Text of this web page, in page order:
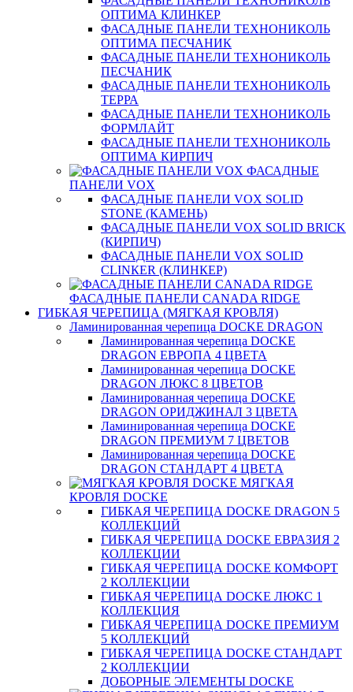
ОПТИМА КЛИНКЕР
ФАСАДНЫЕ ПАНЕЛИ ТЕХНОНИКОЛЬ
ОПТИМА ПЕСЧАНИК
ФАСАДНЫЕ ПАНЕЛИ ТЕХНОНИКОЛЬ
ПЕСЧАНИК
ФАСАДНЫЕ ПАНЕЛИ ТЕХНОНИКОЛЬ
ТЕРРА
ФАСАДНЫЕ ПАНЕЛИ ТЕХНОНИКОЛЬ
ФОРМЛАЙТ
ФАСАДНЫЕ ПАНЕЛИ ТЕХНОНИКОЛЬ
ОПТИМА КИРПИЧ
ФАСАДНЫЕ
ПАНЕЛИ VOX
ФАСАДНЫЕ ПАНЕЛИ VOX SOLID
STONE (КАМЕНЬ)
ФАСАДНЫЕ ПАНЕЛИ VOX SOLID BRICK
(КИРПИЧ)
ФАСАДНЫЕ ПАНЕЛИ VOX SOLID
CLINКER (КЛИНКЕР)
ФАСАДНЫЕ ПАНЕЛИ CANADA RIDGE
ГИБКАЯ ЧЕРЕПИЦА (МЯГКАЯ КРОВЛЯ)
Ламинированная черепица DOCKE DRAGON
Ламинированная черепица DOCKE
DRAGON ЕВРОПА 4 ЦВЕТА
Ламинированная черепица DOCKE
DRAGON ЛЮКС 8 ЦВЕТОВ
Ламинированная черепица DOCKE
DRAGON ОРИДЖИНАЛ 3 ЦВЕТА
Ламинированная черепица DOCKE
DRAGON ПРЕМИУМ 7 ЦВЕТОВ
Ламинированная черепица DOCKE
DRAGON СТАНДАРТ 4 ЦВЕТA
МЯГКАЯ
КРОВЛЯ DOCKE
ГИБКАЯ ЧЕРЕПИЦА DOCKE DRAGON 5
КОЛЛЕКЦИЙ
ГИБКАЯ ЧЕРЕПИЦА DOCKE ЕВРАЗИЯ 2
КОЛЛЕКЦИИ
ГИБКАЯ ЧЕРЕПИЦА DOCKE КОМФОРТ
2 КОЛЛЕКЦИИ
ГИБКАЯ ЧЕРЕПИЦА DOCKE ЛЮКС 1
КОЛЛЕКЦИЯ
ГИБКАЯ ЧЕРЕПИЦА DOCKE ПРЕМИУМ
5 КОЛЛЕКЦИЙ
ГИБКАЯ ЧЕРЕПИЦА DOCKE СТАНДАРТ
2 КОЛЛЕКЦИИ
ДОБОРНЫЕ ЭЛЕМЕНТЫ DOCKE